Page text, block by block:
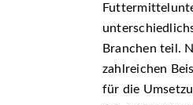
Branchen teil.
zahlreichen
für die